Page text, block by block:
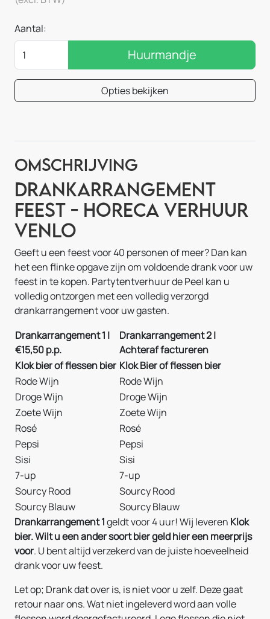
Aantal:
Huurmandje
Opties bekijken
Omschrijving
Drankarrangement
Feest - Horeca Verhuur
Venlo
Geeft u een feest voor 40 personen of meer? Dan kan
het een flinke opgave zijn om voldoende drank voor uw
feest in te kopen. Partytentverhuur de Peel kan u
volledig ontzorgen met een volledig verzorgd
drankarrangement voor uw gasten.
Drankarrangement 1 |
€15,50 p.p.
Drankarrangement 2 |
Achteraf factureren
Klok bier of flessen bier Klok Bier of flessen bier
Rode Wijn
Rode Wijn
Droge Wijn
Droge Wijn
Zoete Wijn
Zoete Wijn
Rosé
Rosé
Pepsi
Pepsi
Sisi
Sisi
7-up
7-up
Sourcy Rood
Sourcy Rood
Sourcy Blauw
Sourcy Blauw
Drankarrangement 1geldt voor 4 uur! Wij leveren Klok
bier. Wilt u een ander soort bier geld hier een meerprijs
voor. U bent altijd verzekerd van de juiste hoeveelheid
drank voor uw feest.
Let op; Drank dat over is, is niet voor u zelf. Deze gaat
retour naar ons. Wat niet ingeleverd word aan volle